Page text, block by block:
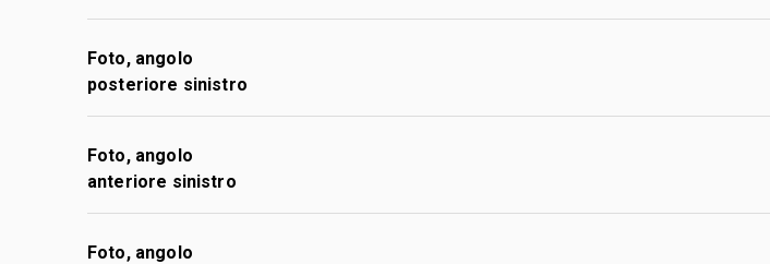
Foto, angolo
posteriore sinistro
Foto, angolo
anteriore sinistro
Foto, angolo